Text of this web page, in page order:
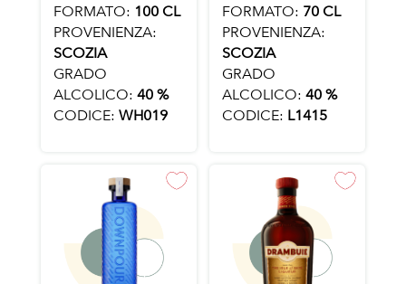
FORMATO: 100 CL
PROVENIENZA:
SCOZIA
GRADO
ALCOLICO: 40 %
CODICE: WH019
FORMATO: 70 CL
PROVENIENZA:
SCOZIA
GRADO
ALCOLICO: 40 %
CODICE: L1415